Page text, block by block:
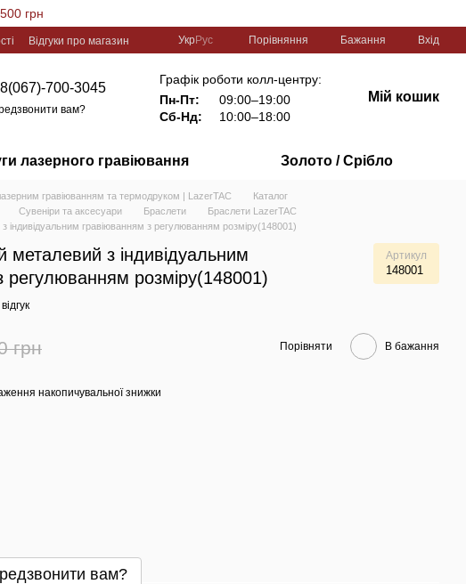
грн
Відгуки про магазин
УкрРус Порівняння Бажання Вхід
700-3045
вам?
Графік роботи колл-центру:
Пн-Пт:
09:00–19:00
Сб-Нд:
10:00–18:00
Мій кошик
лазерного гравіювання Золото / Срібло
гравіюванням та термодруком | LazerTAC
Каталог
Сувеніри та аксесуари Браслети
Браслети LazerTAC
індивідуальним гравіюванням з регулюванням розміру(148001)
металевий з індивідуальним
регулюванням розміру(148001)
Артикул
148001
грн Порівняти В бажання
накопичувальної знижки
вам?